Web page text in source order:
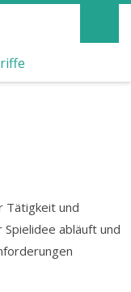
Tätigkeit und
abläuft und